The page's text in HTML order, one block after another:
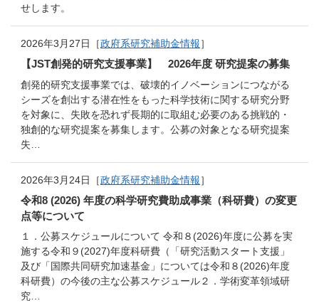
せします。
2026年3月27日［政府系研究補助金情報］
【JST創発的研究支援事業】 2026年度 研究提案の募集
創発的研究支援事業では、破壊的イノベーションにつながる
シーズを創出する潜在性をもった科学技術に関する研究分野
を対象に、失敗を恐れず長期的に取組む必要のある挑戦的・
独創的な研究提案を募集します。公募の対象となる研究提案
失…
2026年3月24日［政府系研究補助金情報］
令和8 (2026) 年度の科学研究費助成事業（科研費）の変更
点等について
１．公募スケジュールについて 令和８(2026)年度に公募を実
施する令和９(2027)年度科研費（「研究活動スタート支援」
及び「国際共同研究加速基金」については令和８(2026)年度
科研費）の今後の主な公募スケジュール２．学術変革領域研
究…